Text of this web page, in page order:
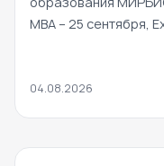
MBA – 25 сентября,
04.08.2026